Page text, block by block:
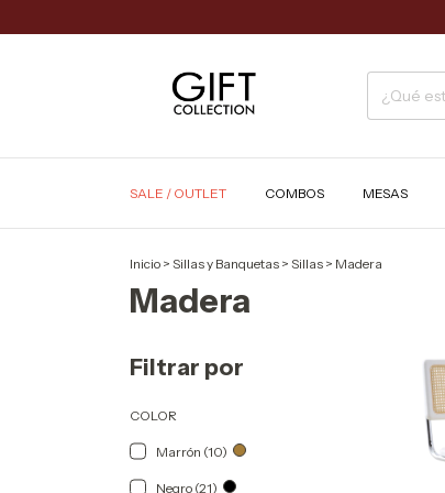
SALE / OUTLET COMBOS MESAS
Inicio > Sillas y Banquetas > Sillas > Madera
Madera
Filtrar por
COLOR
Marrón (10)
Negro (21)